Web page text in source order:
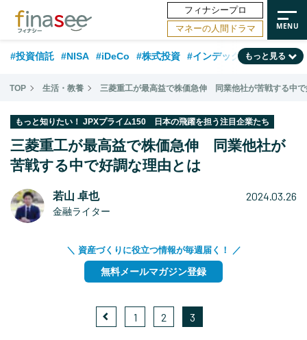
フィナシープロ
マネーの人間ドラマ
#投資信託 #NISA #iDeCo #株式投資 #インデックスファンド
#相談事例 #新NISA #相続・贈与 #FP #積立投資 #30代
#公的年金 #フィナンシャル・ウェルビーイング #トレンド
#50代 #データ・調査 #老後 #60代 #国内株式型
もっと見る
TOP 生活・教養 三菱重工が最高益で株価急伸 同業他社が苦戦する中
もっと知りたい！ JPXプライム150 日本の飛躍を担う注目企業たち
三菱重工が最高益で株価急伸 同業他社が
苦戦する中で好調な理由とは
若山 卓也
金融ライター
2024.03.26
＼ 資産づくりに役立つ情報が毎週届く！ ／
無料メールマガジン登録
1 2 3